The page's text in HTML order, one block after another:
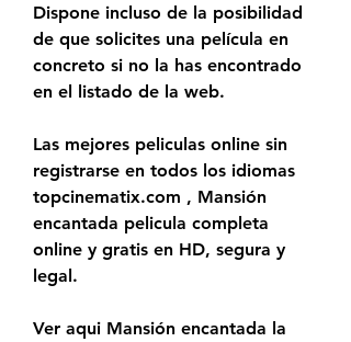
Dispone incluso de la posibilidad
de que solicites una película en
concreto si no la has encontrado
en el listado de la web.
Las mejores peliculas online sin
registrarse en todos los idiomas
topcinematix.com , Mansión
encantada pelicula completa
online y gratis en HD, segura y
legal.
Ver aqui Mansión encantada la